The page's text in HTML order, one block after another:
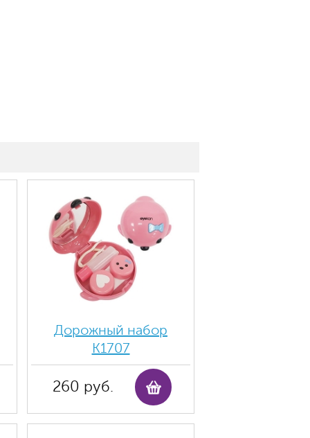
Дорожный набор
К1707
260 руб.